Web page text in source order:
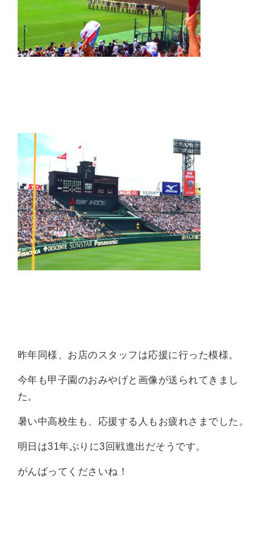
昨年同様、お店のスタッフは応援に行った模様。
今年も甲子園のおみやげと画像が送られてきまし
た。
暑い中高校生も、応援する人もお疲れさまでした。
明日は31年ぶりに3回戦進出だそうです。
がんばってくださいね！